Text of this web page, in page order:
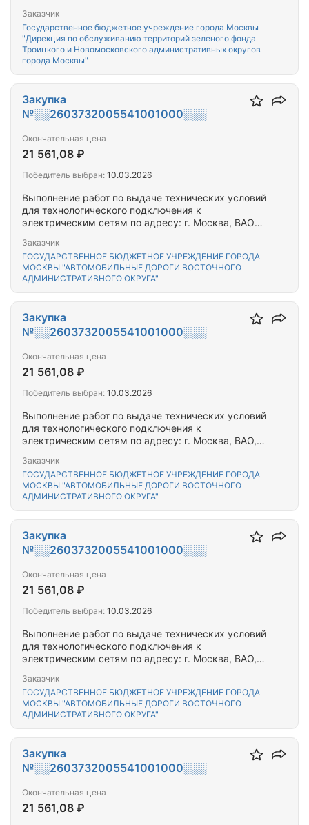
Заказчик
Государственное бюджетное учреждение города Москвы
"Дирекция по обслуживанию территорий зеленого фонда
Троицкого и Новомосковского административных округов
города Москвы"
Выполнение работ по выдаче технических условий
для технологического подключения к
электрическим сетям по адресу: г. Москва, ВАО
Заказчик
ГОСУДАРСТВЕННОЕ БЮДЖЕТНОЕ УЧРЕЖДЕНИЕ ГОРОДА
МОСКВЫ "АВТОМОБИЛЬНЫЕ ДОРОГИ ВОСТОЧНОГО
АДМИНИСТРАТИВНОГО ОКРУГА"
Закупка
№░░2603732005541001000░░░
Окончательная цена
21 561,08 ₽
Победитель выбран: 10.03.2026
Выполнение работ по выдаче технических условий
для технологического подключения к
электрическим сетям по адресу: г. Москва, ВАО,
Заказчик
ГОСУДАРСТВЕННОЕ БЮДЖЕТНОЕ УЧРЕЖДЕНИЕ ГОРОДА
МОСКВЫ "АВТОМОБИЛЬНЫЕ ДОРОГИ ВОСТОЧНОГО
АДМИНИСТРАТИВНОГО ОКРУГА"
Закупка
№░░2603732005541001000░░░
Окончательная цена
21 561,08 ₽
Победитель выбран: 10.03.2026
Выполнение работ по выдаче технических условий
для технологического подключения к
электрическим сетям по адресу: г. Москва, ВАО,
Заказчик
ГОСУДАРСТВЕННОЕ БЮДЖЕТНОЕ УЧРЕЖДЕНИЕ ГОРОДА
МОСКВЫ "АВТОМОБИЛЬНЫЕ ДОРОГИ ВОСТОЧНОГО
АДМИНИСТРАТИВНОГО ОКРУГА"
Закупка
№░░2603732005541001000░░░
Окончательная цена
21 561,08 ₽
Победитель выбран: 10.03.2026
Закупка
№░░2603732005541001000░░░
Окончательная цена
21 561,08 ₽